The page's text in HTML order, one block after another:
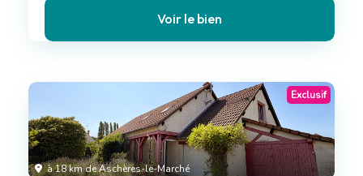
Voir le bien
à 18 km de Aschères-le-Marché
Exclusif